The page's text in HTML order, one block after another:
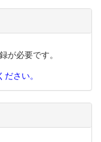
が必要です。
さい。